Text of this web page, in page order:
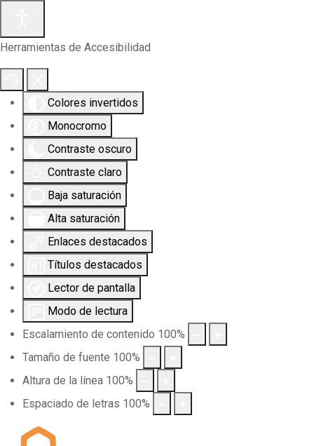
Herramientas de Accesibilidad
Colores invertidos
Monocromo
Contraste oscuro
Contraste claro
Baja saturación
Alta saturación
Enlaces destacados
Títulos destacados
Lector de pantalla
Modo de lectura
Escalamiento de contenido 100%
Tamaño de fuente 100%
Altura de la línea 100%
Espaciado de letras 100%